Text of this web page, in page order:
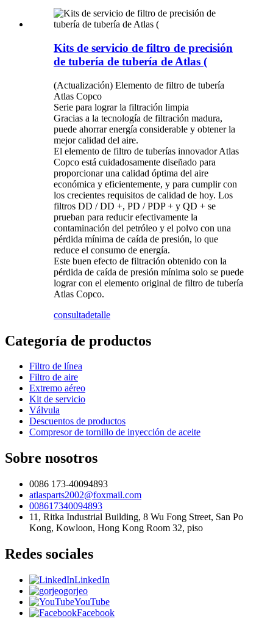
Kits de servicio de filtro de precisión
de tubería de tubería de Atlas (
(Actualización) Elemento de filtro de tubería
Atlas Copco
Serie para lograr la filtración limpia
Gracias a la tecnología de filtración madura,
puede ahorrar energía considerable y obtener la
mejor calidad del aire.
El elemento de filtro de tuberías innovador Atlas
Copco está cuidadosamente diseñado para
proporcionar una calidad óptima del aire
económica y eficientemente, y para cumplir con
los crecientes requisitos de calidad de hoy. Los
filtros DD / DD +, PD / PDP + y QD + se
prueban para reducir efectivamente la
contaminación del petróleo y el polvo con una
pérdida mínima de caída de presión, lo que
reduce el consumo de energía.
Este buen efecto de filtración obtenido con la
pérdida de caída de presión mínima solo se puede
lograr con el elemento original de filtro de tubería
Atlas Copco.
consultadetalle
Categoría de productos
Filtro de línea
Filtro de aire
Extremo aéreo
Kit de servicio
Válvula
Descuentos de productos
Compresor de tornillo de inyección de aceite
Sobre nosotros
0086 173-40094893
atlasparts2002@foxmail.com
008617340094893
11, Ritka Industrial Building, 8 Wu Fong Street, San Po
Kong, Kowloon, Hong Kong Room 32, piso
Redes sociales
LinkedIn
gorjeo
YouTube
Facebook